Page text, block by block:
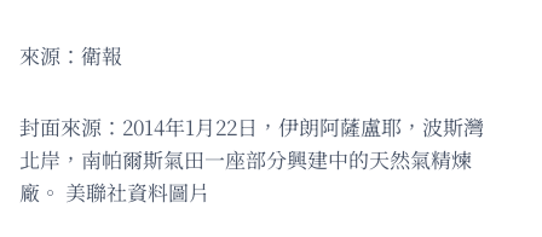
來源：衛報
封面來源：2014年1月22日，伊朗阿薩盧耶，波斯灣
北岸，南帕爾斯氣田一座部分興建中的天然氣精煉
廠。 美聯社資料圖片